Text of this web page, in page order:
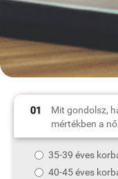
Mit gondolsz,
mértékben a
35-39 éves
40-45 éves